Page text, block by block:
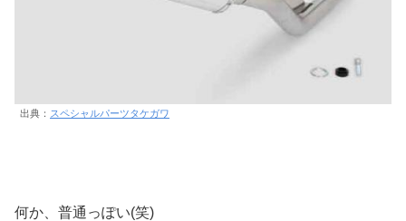
出典： スペシャルパーツタケガワ
何か、普通っぽい(笑)